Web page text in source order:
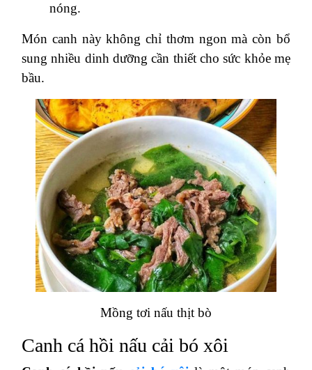
nóng.
Món canh này không chỉ thơm ngon mà còn bổ
sung nhiều dinh dưỡng cần thiết cho sức khỏe mẹ
bầu.
Mồng tơi nấu thịt bò
Canh cá hồi nấu cải bó xôi